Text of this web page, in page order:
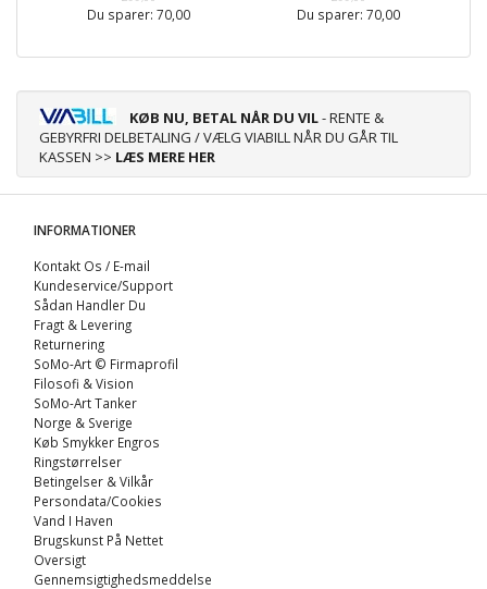
Du sparer: 70,00 Du sparer: 70,00
KØB NU, BETAL NÅR DU VIL- RENTE &
GEBYRFRI DELBETALING / VÆLG VIABILL NÅR DU GÅR TIL
KASSEN >> LÆS MERE HER
INFORMATIONER
Kontakt Os / E-mail
Kundeservice/Support
Sådan Handler Du
Fragt & Levering
Returnering
SoMo-Art © Firmaprofil
Filosofi & Vision
SoMo-Art Tanker
Norge & Sverige
Køb Smykker Engros
Ringstørrelser
Betingelser & Vilkår
Persondata/Cookies
Vand I Haven
Brugskunst På Nettet
Oversigt
Gennemsigtighedsmeddelse